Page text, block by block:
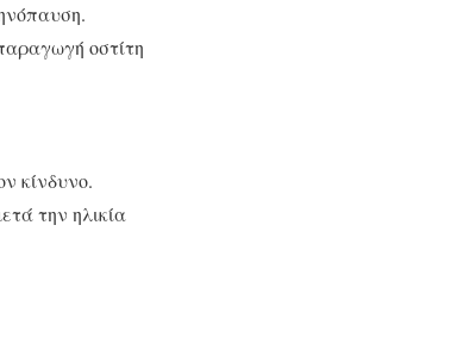
οστίτη
κίνδυνο.
την ηλικία